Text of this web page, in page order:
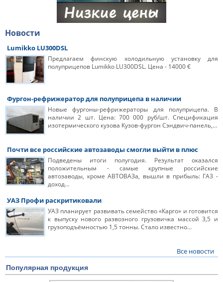
Новости
Lumikko LU300DSL
Предлагаем финскую холодильную установку для
полуприцепов Lumikko LU300DSL. Цена - 14000 €
Фургон-рефрижератор для полуприцепа в наличии
Новые фургоны-рефрижераторы для полуприцепа. В
наличии 2 шт. Цена: 700 000 руб/шт. Спецификация
изотермического кузова Кузов-фургон Сэндвич-панель,…
Почти все российские автозаводы смогли выйти в плюс
Подведены итоги полугодия. Результат оказался
положительным - самые крупные российские
автозаводы, кроме АВТОВАЗа, вышли в прибыль: ГАЗ -
доход…
УАЗ Профи раскритиковали
УАЗ планирует развивать семейство «Карго» и готовится
к выпуску нового развозного грузовичка массой 3,5 и
грузоподъёмностью 1,5 тонны. Стало известно…
Все новости
Популярная продукция